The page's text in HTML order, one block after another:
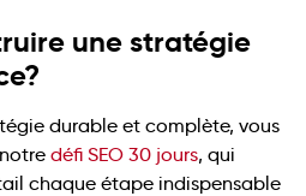
une stratégie
durable et complète, vous
défi SEO 30 jours, qui
chaque étape indispensable